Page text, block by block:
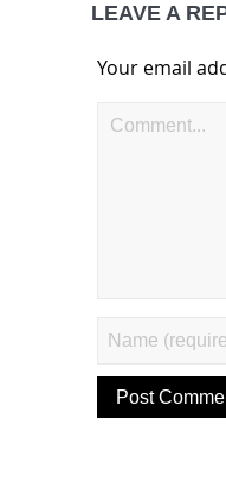
LEAVE A
Your email